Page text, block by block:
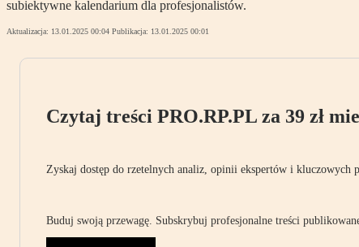
subiektywne kalendarium dla profesjonalistów.
Aktualizacja: 13.01.2025 00:04 Publikacja: 13.01.2025 00:01
Czytaj treści PRO.RP.PL za 39 zł
Zyskaj dostęp do rzetelnych analiz, opinii ekspertów i kluczowych
Buduj swoją przewagę. Subskrybuj profesjonalne treści